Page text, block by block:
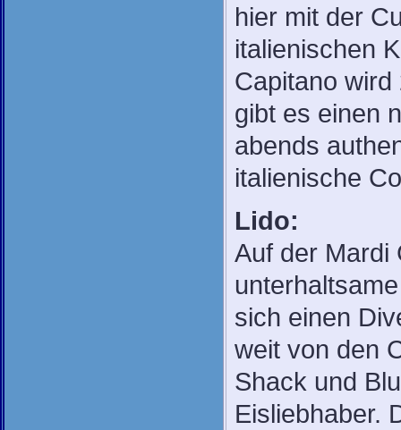
hier mit der
italienischen
Capitano
gibt es einen
abends
italienische
Lido:
Auf der Mardi
sich einen
weit von den
Shack und
Eisliebhaber.